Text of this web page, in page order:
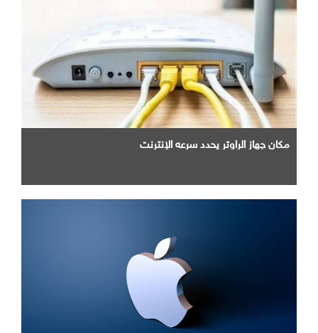
مكان جهاز الراوتر يحدد سرعه الإنترنت